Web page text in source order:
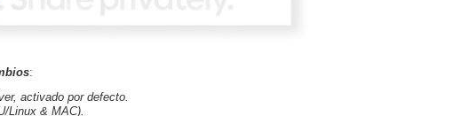
:
activado por defecto.
Linux & MAC).